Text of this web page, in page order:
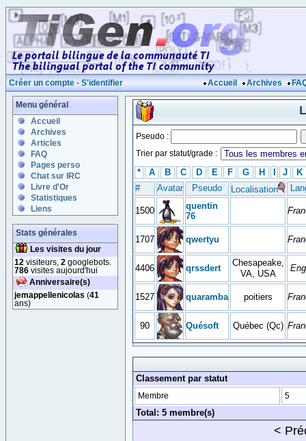
Créer un compte - S'identifier Accueil Archives
Menu général
Accueil
Archives
Articles
FAQ
Pages perso
Chat sur IRC
Livre d'Or
Statistiques
Liens
Stats générales
Les visites du jour
12 visiteurs, 2 googlebots.
786 visites aujourd'hui
Anniversaire(s)
jemappellenicolas (41
ans)
Pseudo :
Trier par statut/grade :
* A B C D E F G H J
K
#
Avatar Pseudo Localisation
1500
quentin
76
1707 qwertyu
4406 qrssdert
Chesapeake,
VA, USA
1527 quaramba poitiers
90 Quésoft Québec (Qc)
Classement par statut
Membre 5
Total: 5 membre(s)
<